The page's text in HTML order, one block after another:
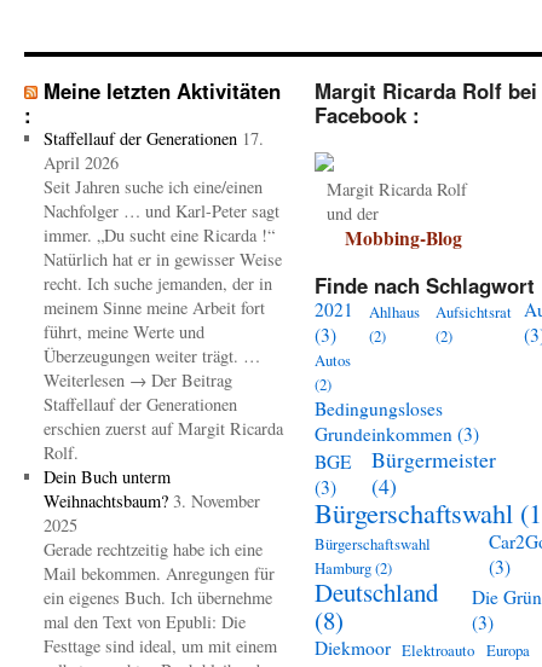
Meine letzten Aktivitäten
:
Staffellauf der Generationen 17.
April 2026
Seit Jahren suche ich eine/einen
Nachfolger … und Karl-Peter sagt
immer. „Du sucht eine Ricarda !“
Natürlich hat er in gewisser Weise
recht. Ich suche jemanden, der in
meinem Sinne meine Arbeit fort
führt, meine Werte und
Überzeugungen weiter trägt. …
Weiterlesen → Der Beitrag
Staffellauf der Generationen
erschien zuerst auf Margit Ricarda
Rolf.
Dein Buch unterm
Weihnachtsbaum? 3. November
2025
Gerade rechtzeitig habe ich eine
Mail bekommen. Anregungen für
ein eigenes Buch. Ich übernehme
mal den Text von Epubli: Die
Festtage sind ideal, um mit einem
Margit Ricarda Rolf bei
Facebook :
Margit Ricarda Rolf
und der
Mobbing-Blog
Finde nach Schlagwort
2021
(3)
Ahlhaus
(2)
Aufsichtsrat
(2)
Autos
(2)
Bedingungsloses
Grundeinkommen (3)
BGE
(3)
Bürgermeister
(4)
Bürgerschaftswahl
Bürgerschaftswahl
Hamburg(2)
(3)
Deutschland
(8)
Die
(3)
Diekmoor Elektroauto Europa